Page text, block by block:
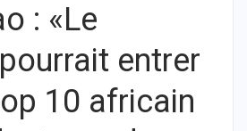
: «Le
entrer
10 africain